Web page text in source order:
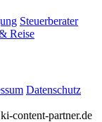
Steuerberater
Reise
Datenschutz
content-partner.de